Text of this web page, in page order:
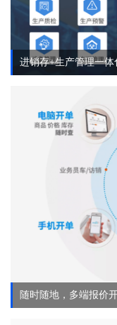
进销存+生产管理一
随时随地，多端报价